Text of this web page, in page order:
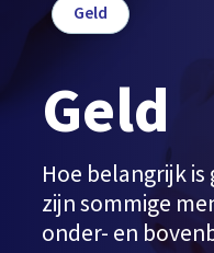
Geld
Geld
Hoe belangrijk
zijn sommige
onder- en